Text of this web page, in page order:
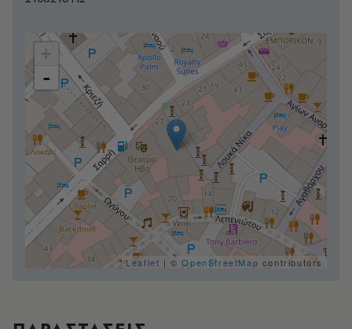
-
Leaflet | ©OpenStreetMap contributors